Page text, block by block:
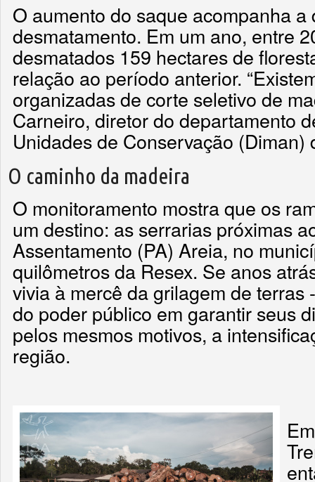
O aumento do saque acompanha a
desmatamento. Em um ano, entre
desmatados 159 hectares de
relação ao período anterior.
organizadas de corte seletivo de
Carneiro, diretor do departamento
Unidades de Conservação (Diman)
O caminho da madeira
O monitoramento mostra que os
um destino: as serrarias próximas
Assentamento (PA) Areia, no
quilômetros da Resex. Se anos
vivia à mercê da grilagem de terras
do poder público em garantir seus
pelos mesmos motivos, a
região.